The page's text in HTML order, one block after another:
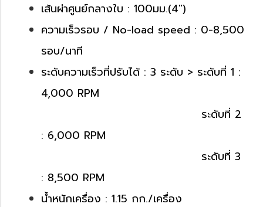
เส้นผ่าศูนย์กลางใบ : 100มม.(4")
ความเร็วรอบ / No-load speed : 0-8,500
รอบ/นาที
ระดับความเร็วที่ปรับได้ : 3 ระดับ > ระดับที่ 1 :
4,000 RPM
ระดับที่ 2
: 6,000 RPM
ระดับที่ 3
: 8,500 RPM
น้ำหนักเครื่อง : 1.15 กก./เครื่อง